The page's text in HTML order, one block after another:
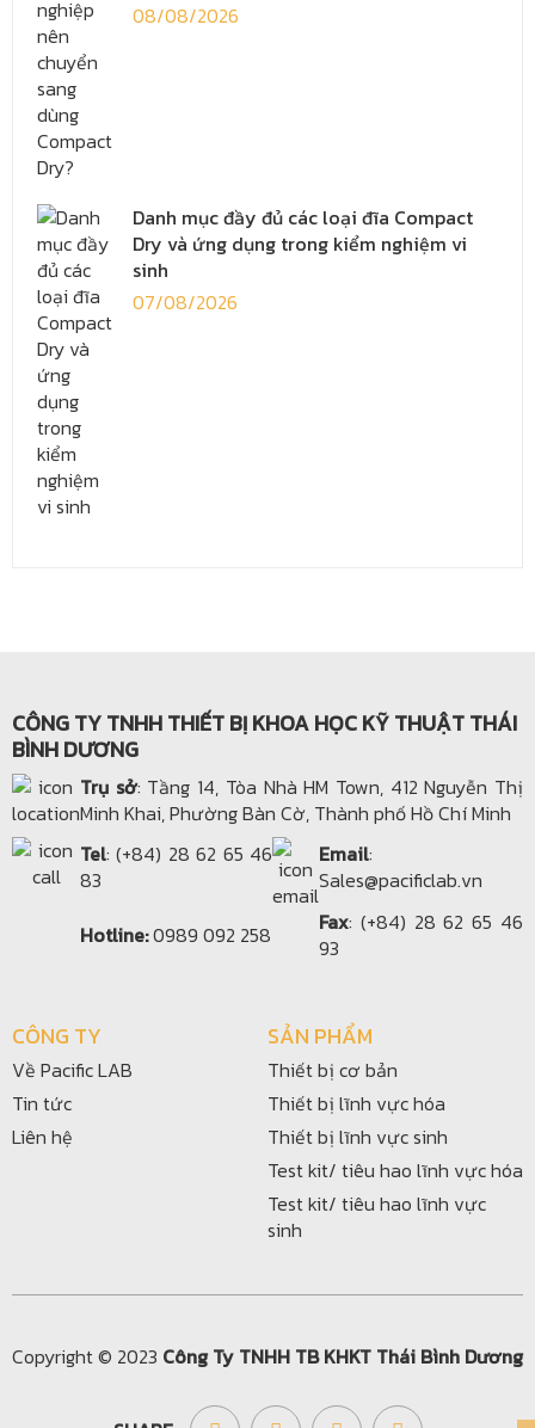
08/08/2026
Danh mục đầy đủ các loại đĩa Compact
Dry và ứng dụng trong kiểm nghiệm vi
sinh
07/08/2026
CÔNG TY TNHH THIẾT BỊ KHOA HỌC KỸ THUẬT THÁI
BÌNH DƯƠNG
Trụ sở: Tầng 14, Tòa Nhà HM Town, 412 Nguyễn Thị
Minh Khai, Phường Bàn Cờ, Thành phố Hồ Chí Minh
Tel: (+84) 28 62 65 46
83
Email:
Sales@pacificlab.vn
Hotline:0989 092 258 Fax: (+84) 28 62 65 46
93
CÔNG TY
Về Pacific LAB
Tin tức
Liên hệ
SẢN PHẨM
Thiết bị cơ bản
Thiết bị lĩnh vực hóa
Thiết bị lĩnh vực sinh
Test kit/ tiêu hao lĩnh vực hóa
Test kit/ tiêu hao lĩnh vực
sinh
Copyright © 2023 Công Ty TNHH TB KHKT Thái Bình Dương